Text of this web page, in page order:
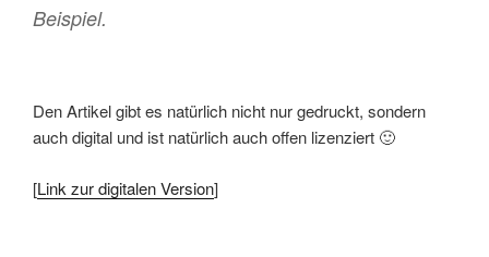
Beispiel.
Den Artikel gibt es natürlich nicht nur gedruckt, sondern
auch digital und ist natürlich auch offen lizenziert 🙂
[Link zur digitalen Version]